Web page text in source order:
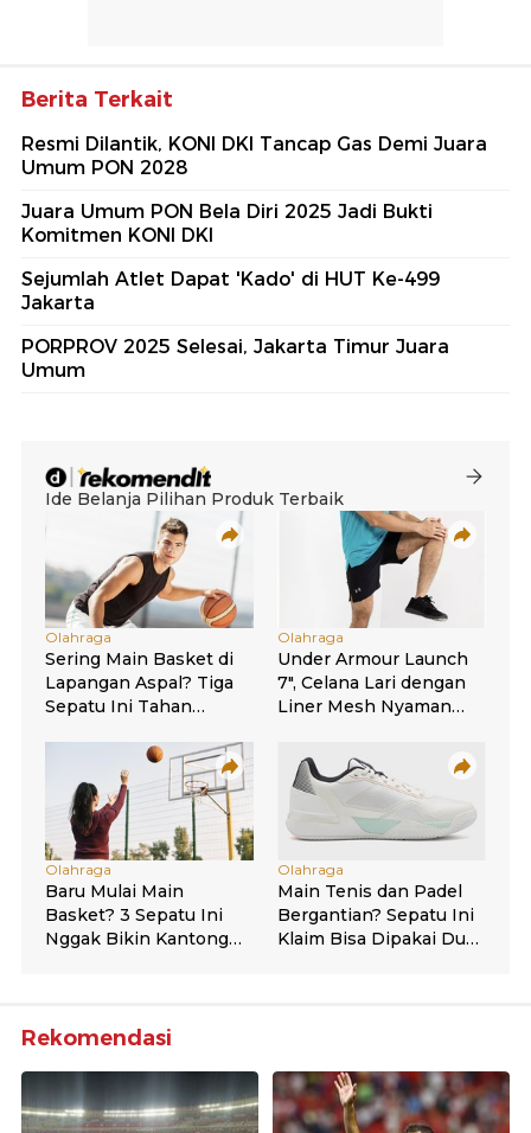
Berita Terkait
Resmi Dilantik, KONI DKI Tancap Gas Demi Juara
Umum PON 2028
Juara Umum PON Bela Diri 2025 Jadi Bukti
Komitmen KONI DKI
Sejumlah Atlet Dapat 'Kado' di HUT Ke-499
Jakarta
PORPROV 2025 Selesai, Jakarta Timur Juara
Umum
Rekomendasi